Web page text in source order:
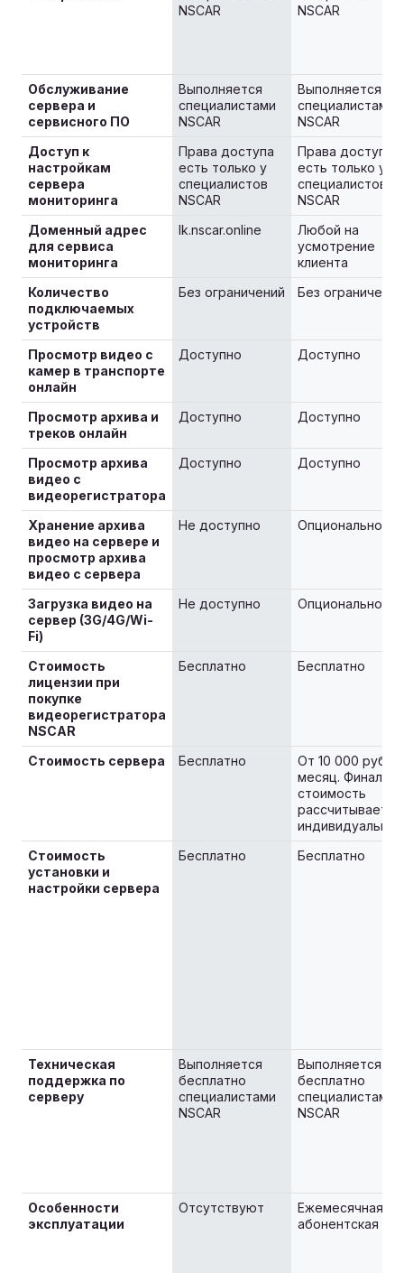
NSCAR
NSCAR
Обслуживание
сервера и
сервисного ПО
Выполняется
специалистами
NSCAR
Выполняется
специалистами
NSCAR
Доступ к
настройкам
сервера
мониторинга
Права доступа
есть только у
специалистов
NSCAR
Права доступа
есть только у
специалистов
NSCAR
Доменный адрес
для сервиса
мониторинга
lk.nscar.online
Любой на
усмотрение
клиента
Количество
подключаемых
устройств
Без ограничений Без ограничений
Просмотр видео с
камер в транспорте
онлайн
Доступно Доступно
Просмотр архива и
треков онлайн
Доступно Доступно
Просмотр архива
видео с
видеорегистратора
Доступно Доступно
Хранение архива
видео на сервере и
просмотр архива
видео с сервера
Не доступно Опционально
Загрузка видео на
сервер (3G/4G/Wi-
Fi)
Не доступно Опционально
Стоимость
лицензии при
покупке
видеорегистратора
NSCAR
Бесплатно Бесплатно
Стоимость сервера Бесплатно
От 10 000 руб /
месяц.
стоимость
рассчитывается
индивидуально
Стоимость
установки и
настройки сервера
Бесплатно Бесплатно
Техническая
поддержка по
серверу
Выполняется
бесплатно
специалистами
NSCAR
Выполняется
бесплатно
специалистами
NSCAR
Особенности
эксплуатации
Отсутствуют
Ежемесячная
абонентская